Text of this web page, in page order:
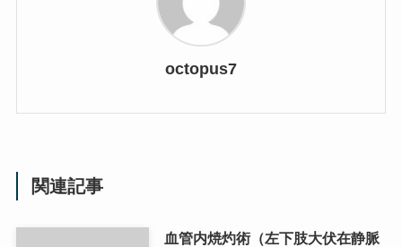
octopus7
関連記事
血管内焼灼術（左下肢大伏在静脈